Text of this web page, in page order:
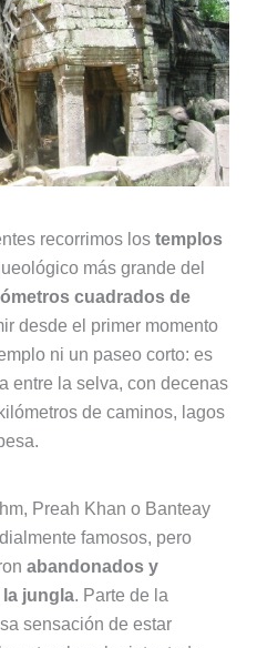
recorrimos los templos
más grande del
cuadrados de
desde el primer momento
ni un paseo corto: es
entre la selva, con decenas
de caminos, lagos
Preah Khan o Banteay
famosos, pero
abandonados y
la jungla. Parte de la
sensación de estar